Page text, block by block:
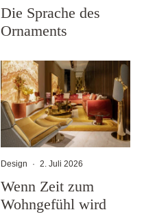
Die Sprache des
Ornaments
Design · 2. Juli 2026
Wenn Zeit zum
Wohngefühl wird